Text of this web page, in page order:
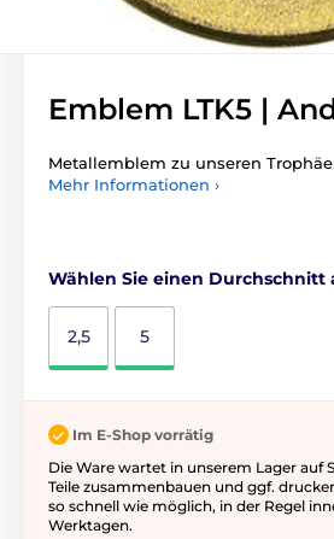
Emblem LTK5 |
Metallemblem zu unseren
Mehr Informationen ›
Wählen Sie einen Durchschnitt
2,5 5
Im E-Shop vorrätig
Die Ware wartet in unserem Lager auf
Teile zusammenbauen und ggf.
so schnell wie möglich, in der Regel
Werktagen.